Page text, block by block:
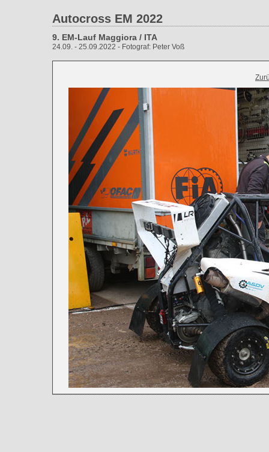
Autocross EM 2022
9. EM-Lauf Maggiora / ITA
24.09. - 25.09.2022 - Fotograf: Peter Voß